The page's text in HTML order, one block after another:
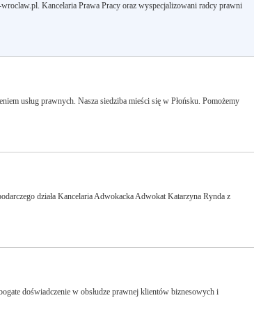
Kancelaria Prawa Pracy oraz wyspecjalizowani radcy prawni
usług prawnych. Nasza siedziba mieści się w Płońsku. Pomożemy
działa Kancelaria Adwokacka Adwokat Katarzyna Rynda z
doświadczenie w obsłudze prawnej klientów biznesowych i